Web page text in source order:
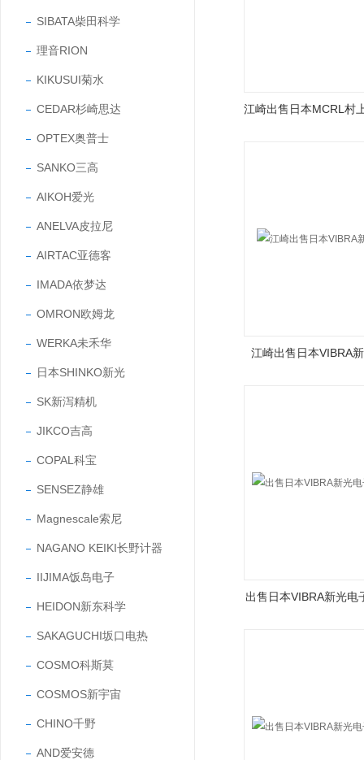
SIBATA柴田科学
理音RION
KIKUSUI菊水
CEDAR杉崎思达
OPTEX奥普士
SANKO三高
AIKOH爱光
ANELVA皮拉尼
AIRTAC亚德客
IMADA依梦达
OMRON欧姆龙
WERKA未禾华
日本SHINKO新光
SK新泻精机
JIKCO吉高
COPAL科宝
SENSEZ静雄
Magnescale索尼
NAGANO KEIKI长野计器
IIJIMA饭岛电子
HEIDON新东科学
SAKAGUCHI坂口电热
COSMO科斯莫
COSMOS新宇宙
CHINO千野
AND爱安德
江崎出售日本VIBRA
出售日本VIBRA新光电